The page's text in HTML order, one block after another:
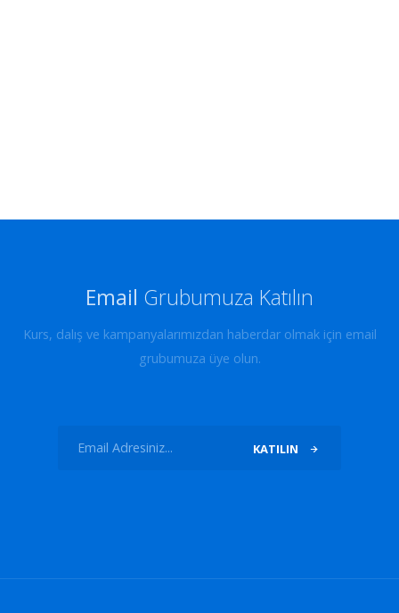
Email Grubumuza Katılın
Kurs, dalış ve kampanyalarımızdan haberdar olmak için email
grubumuza üye olun.
KATILIN